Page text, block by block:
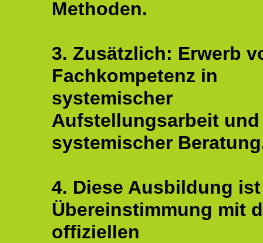
Methoden.
3. Zusätzlich: Erwerb
Fachkompetenz in
systemischer
Aufstellungsarbeit und
systemischer
4. Diese Ausbildung
Übereinstimmung mit
offiziellen